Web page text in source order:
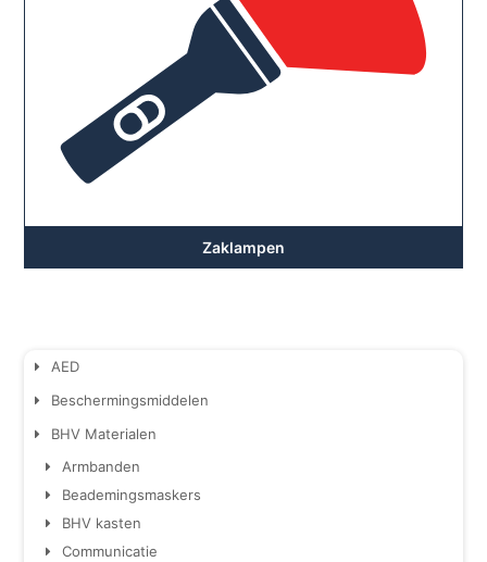
Zaklampen
AED
Beschermingsmiddelen
BHV Materialen
Armbanden
Beademingsmaskers
BHV kasten
Communicatie